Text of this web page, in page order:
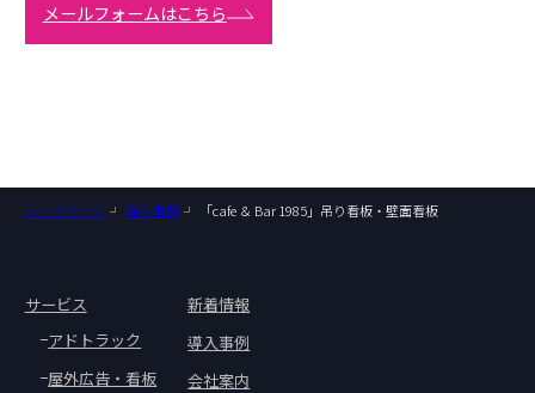
メールフォームはこちら
トップページ 導入事例 「cafe ＆ Bar 1985」吊り看板・壁面看板
サービス
アドトラック
屋外広告・看板
新着情報
導入事例
会社案内